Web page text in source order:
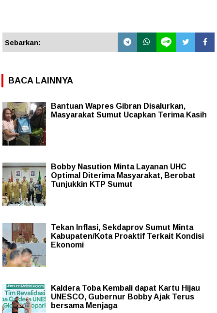
Sebarkan:
BACA LAINNYA
Bantuan Wapres Gibran Disalurkan,
Masyarakat Sumut Ucapkan Terima Kasih
Bobby Nasution Minta Layanan UHC
Optimal Diterima Masyarakat, Berobat
Tunjukkin KTP Sumut
Tekan Inflasi, Sekdaprov Sumut Minta
Kabupaten/Kota Proaktif Terkait Kondisi
Ekonomi
Kaldera Toba Kembali dapat Kartu Hijau
UNESCO, Gubernur Bobby Ajak Terus
bersama Menjaga